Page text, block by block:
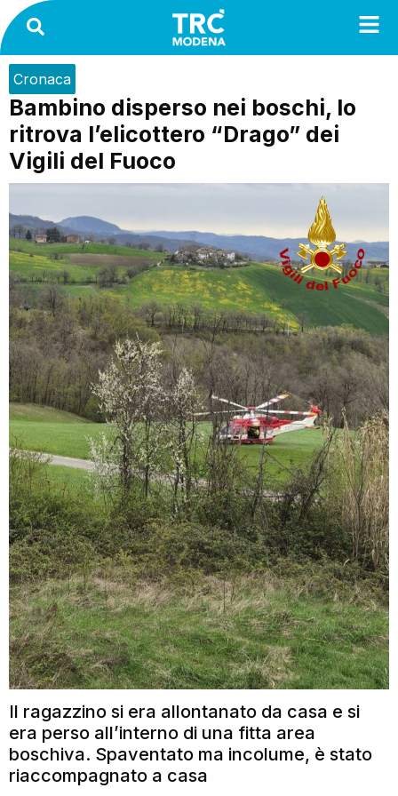
Cronaca
Bambino disperso nei boschi, lo
ritrova l’elicottero “Drago” dei
Vigili del Fuoco
Il ragazzino si era allontanato da casa e si
era perso all’interno di una fitta area
boschiva. Spaventato ma incolume, è stato
riaccompagnato a casa